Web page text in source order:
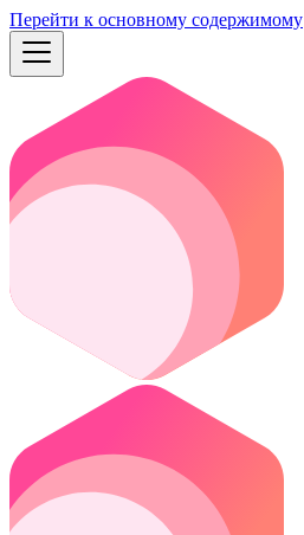
Перейти к основному содержимому